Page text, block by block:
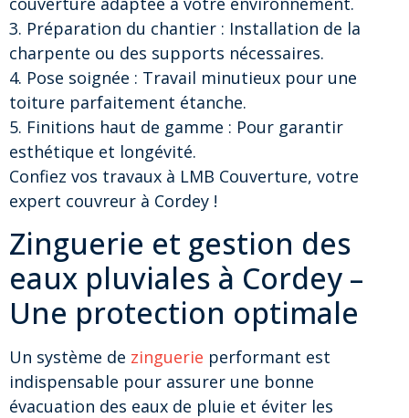
3. Préparation du chantier : Installation de la
charpente ou des supports nécessaires.
4. Pose soignée : Travail minutieux pour une
toiture parfaitement étanche.
5. Finitions haut de gamme : Pour garantir
esthétique et longévité.
Confiez vos travaux à LMB Couverture, votre
expert couvreur à Cordey !
Zinguerie et gestion des
eaux pluviales à Cordey –
Une protection optimale
Un système de zinguerie performant est
indispensable pour assurer une bonne
évacuation des eaux de pluie et éviter les